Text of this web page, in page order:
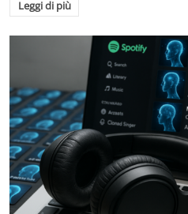
Leggi di più